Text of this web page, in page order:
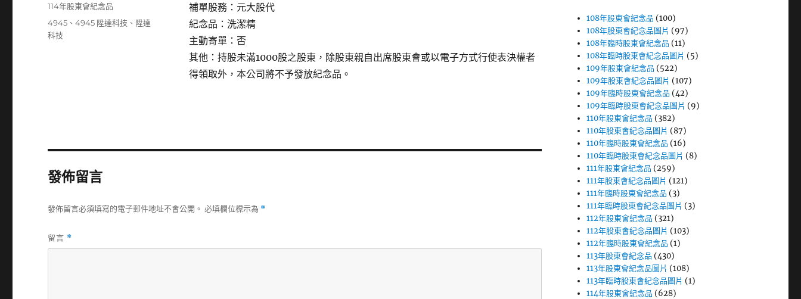
補單股務：元大股代
紀念品：洗潔精
主動寄單：否
其他：持股未滿1000股之股東，除股東親自出席股東會或以電子方式行使表決權者
得領取外，本公司將不予發放紀念品。
期:
分
114年股東會紀念品
標
籤
4945 、4945 陞達科技 、 陞達
科技
發佈留言
發佈留言必須填寫的電子郵件地址不會公開。 必填欄位標示為 *
留言 *
108年股東會紀念品 (100)
108年股東會紀念品圖片 (97)
108年臨時股東會紀念品 (11)
108年臨時股東會紀念品圖片 (5)
109年股東會紀念品 (522)
109年股東會紀念品圖片 (107)
109年臨時股東會紀念品 (42)
109年臨時股東會紀念品圖片 (9)
110年股東會紀念品 (382)
110年股東會紀念品圖片 (87)
110年臨時股東會紀念品 (16)
110年臨時股東會紀念品圖片 (8)
111年股東會紀念品 (259)
111年股東會紀念品圖片 (121)
111年臨時股東會紀念品 (3)
111年臨時股東會紀念品圖片 (3)
112年股東會紀念品 (321)
112年股東會紀念品圖片 (103)
112年臨時股東會紀念品 (1)
113年股東會紀念品 (430)
113年股東會紀念品圖片 (108)
113年臨時股東會紀念品圖片 (1)
114年股東會紀念品 (628)